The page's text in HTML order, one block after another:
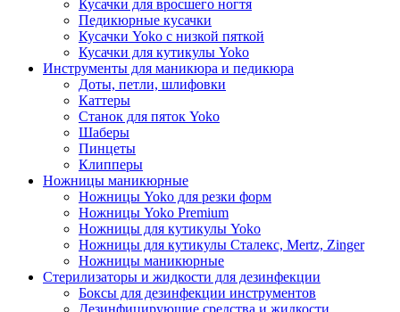
Кусачки для вросшего ногтя
Педикюрные кусачки
Кусачки Yoko с низкой пяткой
Кусачки для кутикулы Yoko
Инструменты для маникюра и педикюра
Доты, петли, шлифовки
Каттеры
Станок для пяток Yoko
Шаберы
Пинцеты
Клипперы
Ножницы маникюрные
Ножницы Yoko для резки форм
Ножницы Yoko Premium
Ножницы для кутикулы Yoko
Ножницы для кутикулы Сталекс, Mertz, Zinger
Ножницы маникюрные
Стерилизаторы и жидкости для дезинфекции
Боксы для дезинфекции инструментов
Дезинфицирующие средства и жидкости